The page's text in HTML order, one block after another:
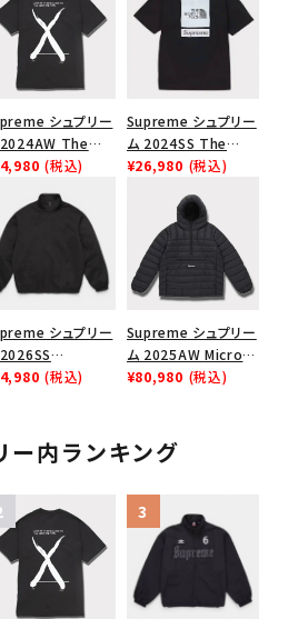
シュプリー
The
Face S/S
ショートスリーブ
プTシャツ ブラッ
黒
(税込)
Supreme シュプリー
ム 2024SS The
North Face S/S
イスショートスリーブ
トップTシャツ ブラッ
ク 黒
¥26,980 (税込)
シュプリー
(税込)
Supreme シュプリー
ム 2025AW Micro
Down Half Zip
オーバー ブラック
¥80,980 (税込)
ー内ランキング